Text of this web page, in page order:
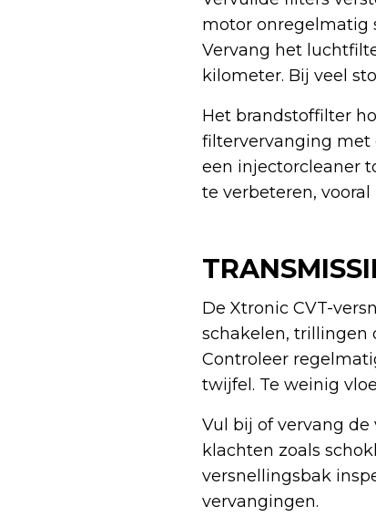
motor onregelmatig
Vervang het
kilometer. Bij veel
Het brandstoffilter
filtervervanging met
een injectorcleaner
te verbeteren,
De Xtronic CVT-
schakelen, trillingen
Controleer
twijfel. Te weinig
Vul bij of vervang
klachten zoals
versnellingsbak
vervangingen.